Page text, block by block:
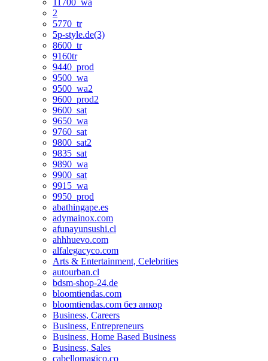
11700_wa
2
5770_tr
5p-style.de(3)
8600_tr
9160tr
9440_prod
9500_wa
9500_wa2
9600_prod2
9600_sat
9650_wa
9760_sat
9800_sat2
9835_sat
9890_wa
9900_sat
9915_wa
9950_prod
abathingape.es
adymainox.com
afunayunsushi.cl
ahhhuevo.com
alfalegacyco.com
Arts & Entertainment, Celebrities
autourban.cl
bdsm-shop-24.de
bloomtiendas.com
bloomtiendas.com без анкор
Business, Careers
Business, Entrepreneurs
Business, Home Based Business
Business, Sales
cabellomagico.co